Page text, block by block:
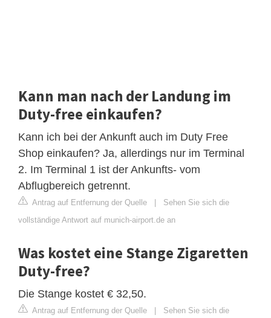
Kann man nach der Landung im
Duty-free einkaufen?
Kann ich bei der Ankunft auch im Duty Free
Shop einkaufen? Ja, allerdings nur im Terminal
2. Im Terminal 1 ist der Ankunfts- vom
Abflugbereich getrennt.
Antrag auf Entfernung der Quelle | Sehen Sie sich die
vollständige Antwort auf munich-airport.de an
Was kostet eine Stange Zigaretten
Duty-free?
Die Stange kostet € 32,50.
Antrag auf Entfernung der Quelle | Sehen Sie sich die